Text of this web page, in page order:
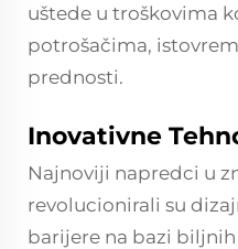
uštede u troškovima
potrošačima,
prednosti.
Inovativne
Najnoviji napredci u
revolucionirali su
barijere na bazi